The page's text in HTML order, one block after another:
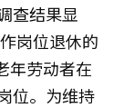
查结果显
岗位退休的
年劳动者在
位。为维持